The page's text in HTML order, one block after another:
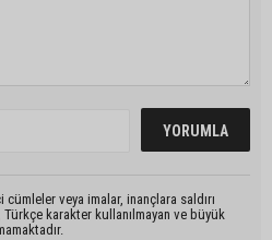
veya imalar, inançlara saldırı
Türkçe karakter kullanılmayan ve büyük